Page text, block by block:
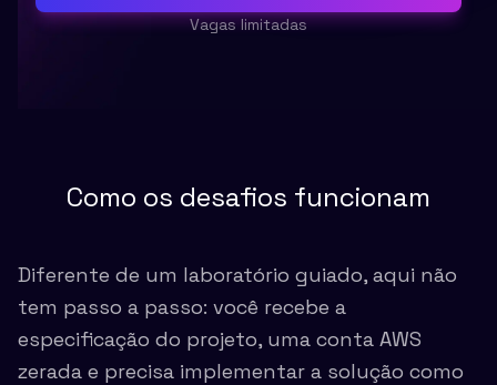
Vagas limitadas
Como os desafios funcionam
Diferente de um laboratório guiado, aqui não
tem passo a passo: você recebe a
especificação do projeto, uma conta AWS
zerada e precisa implementar a solução como